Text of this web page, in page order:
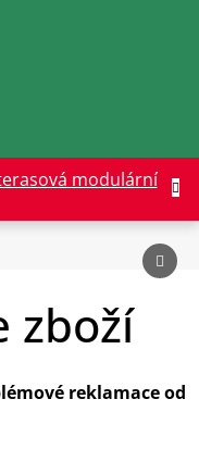
modulární
zboží
reklamace od